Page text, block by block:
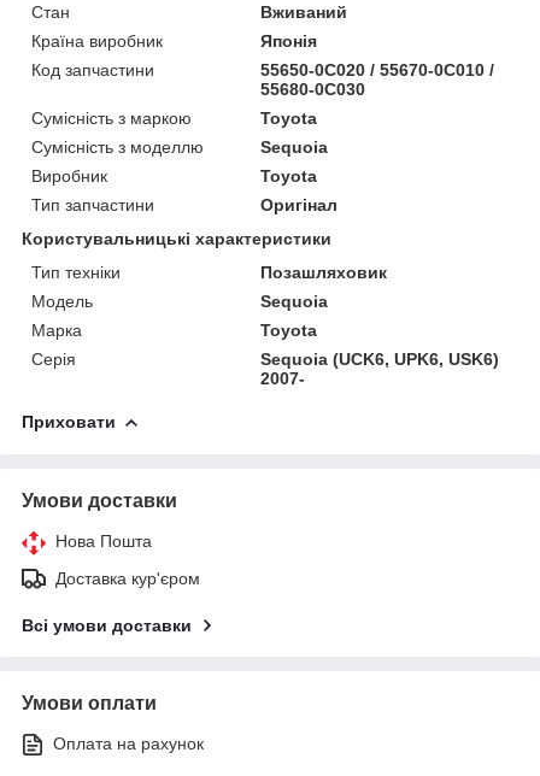
Стан
Вживаний
Країна виробник
Японія
Код запчастини
55650-0C020 / 55670-0C010 /
55680-0C030
Сумісність з маркою
Toyota
Сумісність з моделлю
Sequoia
Виробник
Toyota
Тип запчастини
Оригінал
Користувальницькі характеристики
Тип техніки
Позашляховик
Модель
Sequoia
Марка
Toyota
Серія
Sequoia (UCK6, UPK6, USK6)
2007-
Приховати
Умови доставки
Нова Пошта
Доставка кур'єром
Всі умови доставки
Умови оплати
Оплата на рахунок